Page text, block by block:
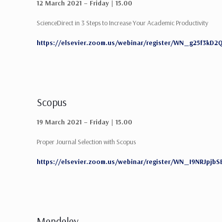
12 March 2021 – Friday | 15.00
ScienceDirect in 3 Steps to Increase Your Academic Productivity
https://elsevier.zoom.us/webinar/register/
Scopus
19 March 2021 – Friday | 15.00
Proper Journal Selection with Scopus
https://elsevier.zoom.us/webinar/register/